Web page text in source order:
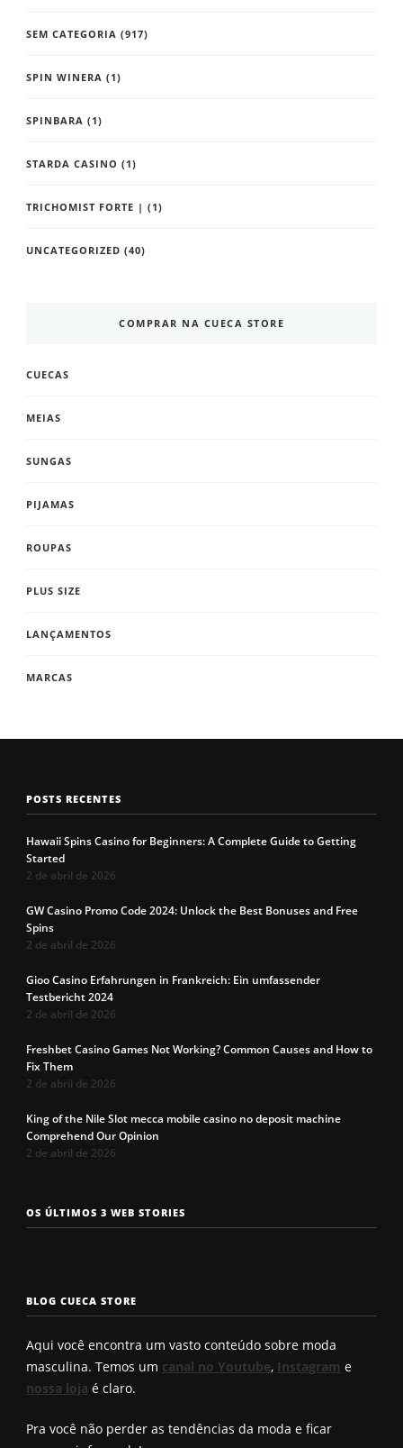
SEM CATEGORIA (917)
SPIN WINERA (1)
SPINBARA (1)
STARDA CASINO (1)
TRICHOMIST FORTE | (1)
UNCATEGORIZED (40)
COMPRAR NA CUECA STORE
CUECAS
MEIAS
SUNGAS
PIJAMAS
ROUPAS
PLUS SIZE
LANÇAMENTOS
MARCAS
POSTS RECENTES
Hawaii Spins Casino for Beginners: A Complete Guide to Getting
Started
2 de abril de 2026
GW Casino Promo Code 2024: Unlock the Best Bonuses and Free
Spins
2 de abril de 2026
Gioo Casino Erfahrungen in Frankreich: Ein umfassender
Testbericht 2024
2 de abril de 2026
Freshbet Casino Games Not Working? Common Causes and How to
Fix Them
2 de abril de 2026
King of the Nile Slot mecca mobile casino no deposit machine
Comprehend Our Opinion
2 de abril de 2026
OS ÚLTIMOS 3 WEB STORIES
Os 7 tipos de
rosto
seu?
Cueca com
enchimento
a cueca
Roberto
BLOG CUECA STORE
Aqui você encontra um vasto conteúdo sobre moda
masculina. Temos um canal no Youtube, Instagram e
nossa loja é claro.
Pra você não perder as tendências da moda e ficar